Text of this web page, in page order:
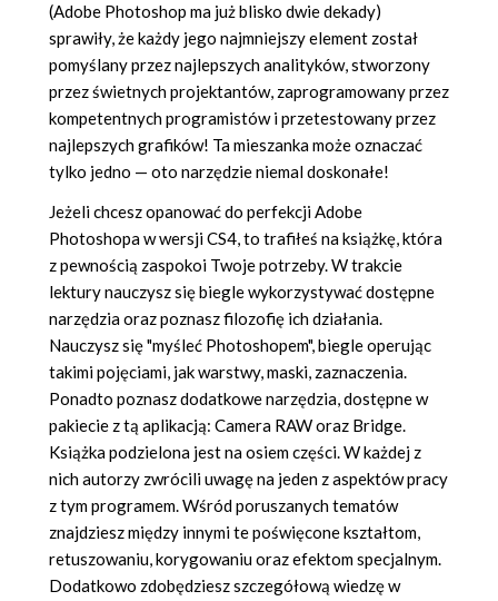
(Adobe Photoshop ma już blisko dwie dekady)
sprawiły, że każdy jego najmniejszy element został
pomyślany przez najlepszych analityków, stworzony
przez świetnych projektantów, zaprogramowany przez
kompetentnych programistów i przetestowany przez
najlepszych grafików! Ta mieszanka może oznaczać
tylko jedno — oto narzędzie niemal doskonałe!
Jeżeli chcesz opanować do perfekcji Adobe
Photoshopa w wersji CS4, to trafiłeś na książkę, która
z pewnością zaspokoi Twoje potrzeby. W trakcie
lektury nauczysz się biegle wykorzystywać dostępne
narzędzia oraz poznasz filozofię ich działania.
Nauczysz się "myśleć Photoshopem", biegle operując
takimi pojęciami, jak warstwy, maski, zaznaczenia.
Ponadto poznasz dodatkowe narzędzia, dostępne w
pakiecie z tą aplikacją: Camera RAW oraz Bridge.
Książka podzielona jest na osiem części. W każdej z
nich autorzy zwrócili uwagę na jeden z aspektów pracy
z tym programem. Wśród poruszanych tematów
znajdziesz między innymi te poświęcone kształtom,
retuszowaniu, korygowaniu oraz efektom specjalnym.
Dodatkowo zdobędziesz szczegółową wiedzę w